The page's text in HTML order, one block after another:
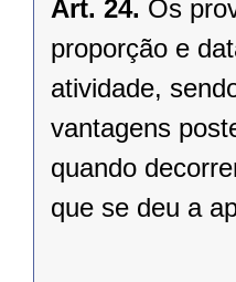
Art. 24. Os
proporção e
atividade,
vantagens
quando
que se deu a